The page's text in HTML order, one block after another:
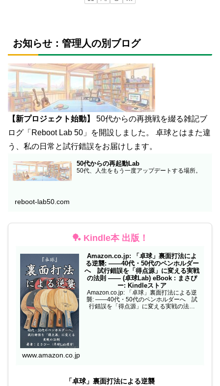
お知らせ：管理人の別ブログ
【新プロジェクト始動】
50代からの再挑戦を綴る雑記ブ
ログ「Reboot Lab 50」を開設しました。 卓球とはまた違
う、私の日常と試行錯誤をお届けします。
50代からの再起動Lab
50代、人生をもう一度アップデートする場所。
reboot-lab50.com
🏓 Kindle本 出版！
Amazon.co.jp: 「卓球」裏面打法によ
る逆襲: ——40代・50代のペンホルダー
へ 試行錯誤を「得点源」に変える実戦
の法則 —— (卓球Lab) eBook : まさぴ
ー: Kindleストア
Amazon.co.jp: 「卓球」裏面打法による逆
襲: ——40代・50代のペンホルダーへ 試
行錯誤を「得点源」に変える実戦の法則
www.amazon.co.jp
「卓球」裏面打法による逆襲